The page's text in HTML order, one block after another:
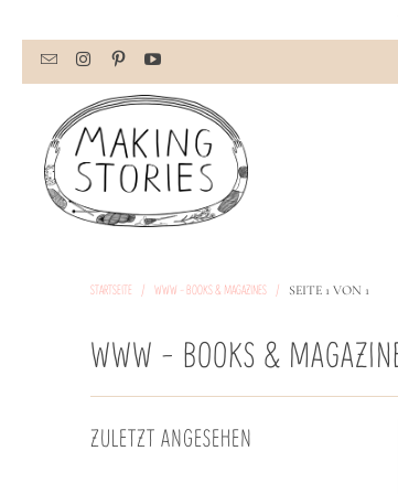
STARTSEITE / WWW - BOOKS & MAGAZINES / SEITE 1 VON 1
WWW - BOOKS &
ZULETZT ANGESEHEN